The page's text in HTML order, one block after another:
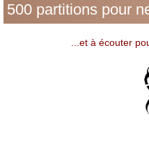
500 partitions pour
...et à écouter